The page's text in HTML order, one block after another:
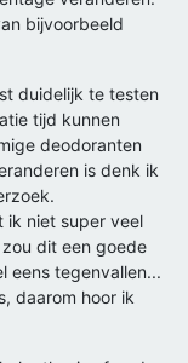
bijvoorbeeld
duidelijk te testen
tijd kunnen
deodoranten
is denk ik
ik niet super veel
dit een goede
eens tegenvallen...
daarom hoor ik